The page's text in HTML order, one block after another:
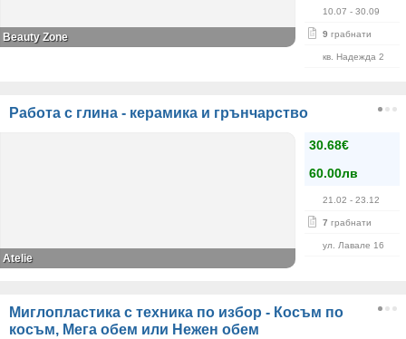
10.07 - 30.09
9 грабнати
кв. Надежда 2
Beauty Zone
Работа с глина - керамика и грънчарство
30.68€
60.00лв
21.02 - 23.12
7 грабнати
ул. Лавале 16
Atelie
Миглопластика с техника по избор - Косъм по
косъм, Мега обем или Нежен обем